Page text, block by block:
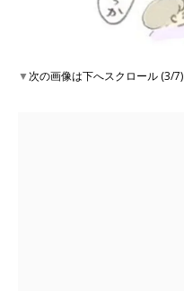
▼次の画像は下へスクロール (3/7)